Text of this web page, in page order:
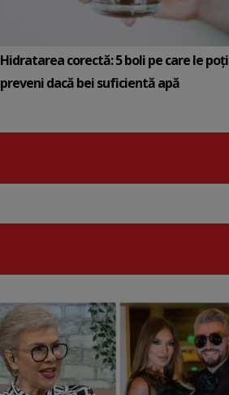
Hidratarea corectă: 5 boli pe care le poți
preveni dacă bei suficientă apă